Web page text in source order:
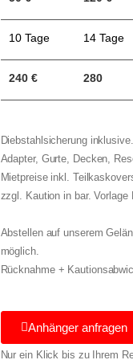
10 Tage 14 Tage
240 € 280
Diebstahlsicherung inklusive.
Adapter, Gurte, Decken,
Mietpreise inkl.
zzgl. Kaution in bar. Vorlage
Abstellen auf unserem
möglich.
Rücknahme +
Anhänger anfragen
Nur ein Klick bis zu Ihrem